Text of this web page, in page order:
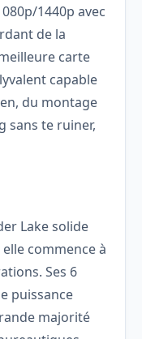
1440p avec
de la
carte
capable
du montage
sans te ruiner,
Lake solide
commence à
Ses 6
puissance
majorité